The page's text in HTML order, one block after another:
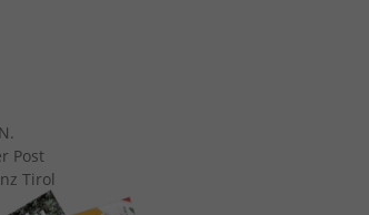
Post
Tirol